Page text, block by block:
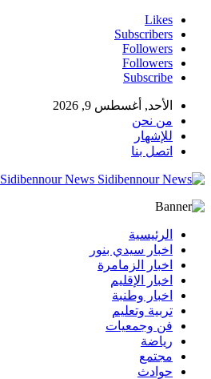
Likes
Subscribers
Followers
Followers
Subscribe
الأحد, أغسطس 9, 2026
من نحن
للإشهار
اتصل بنا
Sidibennour News - جريدة إلكترونية
الرئيسية
اخبار سيدي بنور
اخبار الزمامرة
اخبار الإقليم
اخبار وطنبة
تربية وتعليم
فن وجمعيات
رياضة
مجتمع
حوادث